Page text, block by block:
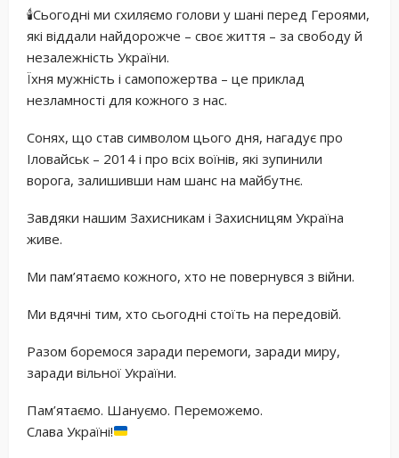
🕯Сьогодні ми схиляємо голови у шані перед Героями,
які віддали найдорожче – своє життя – за свободу й
незалежність України.
Їхня мужність і самопожертва – це приклад
незламності для кожного з нас.
Сонях, що став символом цього дня, нагадує про
Іловайськ – 2014 і про всіх воїнів, які зупинили
ворога, залишивши нам шанс на майбутнє.
Завдяки нашим Захисникам і Захисницям Україна
живе.
Ми пам’ятаємо кожного, хто не повернувся з війни.
Ми вдячні тим, хто сьогодні стоїть на передовій.
Разом боремося заради перемоги, заради миру,
заради вільної України.
Пам’ятаємо. Шануємо. Переможемо.
Слава Україні!